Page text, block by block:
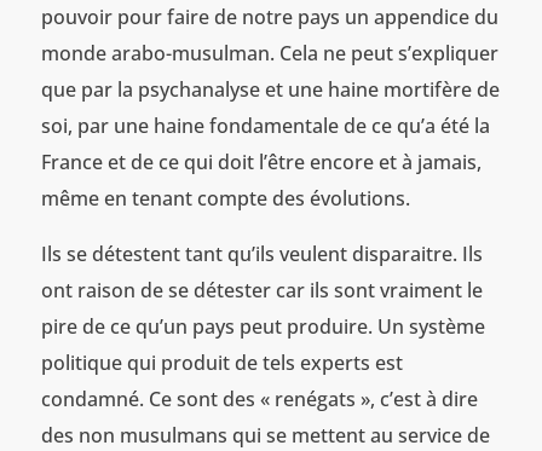
pouvoir pour faire de notre pays un appendice du
monde arabo-musulman. Cela ne peut s’expliquer
que par la psychanalyse et une haine mortifère de
soi, par une haine fondamentale de ce qu’a été la
France et de ce qui doit l’être encore et à jamais,
même en tenant compte des évolutions.
Ils se détestent tant qu’ils veulent disparaitre. Ils
ont raison de se détester car ils sont vraiment le
pire de ce qu’un pays peut produire. Un système
politique qui produit de tels experts est
condamné. Ce sont des « renégats », c’est à dire
des non musulmans qui se mettent au service de